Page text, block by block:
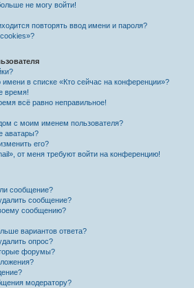
не могу войти!
повторять ввод имени и пароля?
имени в списке «Кто сейчас на конференции»?
время!
всё равно неправильное!
с моим именем пользователя?
аватары?
его?
от меня требуют войти на конференцию!
сообщение?
сообщение?
сообщению?
вариантов ответа?
опрос?
форумы?
модератору?